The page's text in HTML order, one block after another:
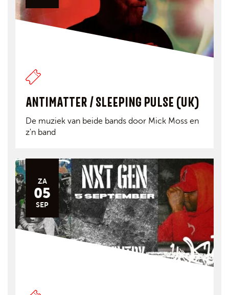
ANTIMATTER / SLEEPING PULSE (UK)
De muziek van beide bands door Mick Moss en
z'n band
ZA
05
SEP